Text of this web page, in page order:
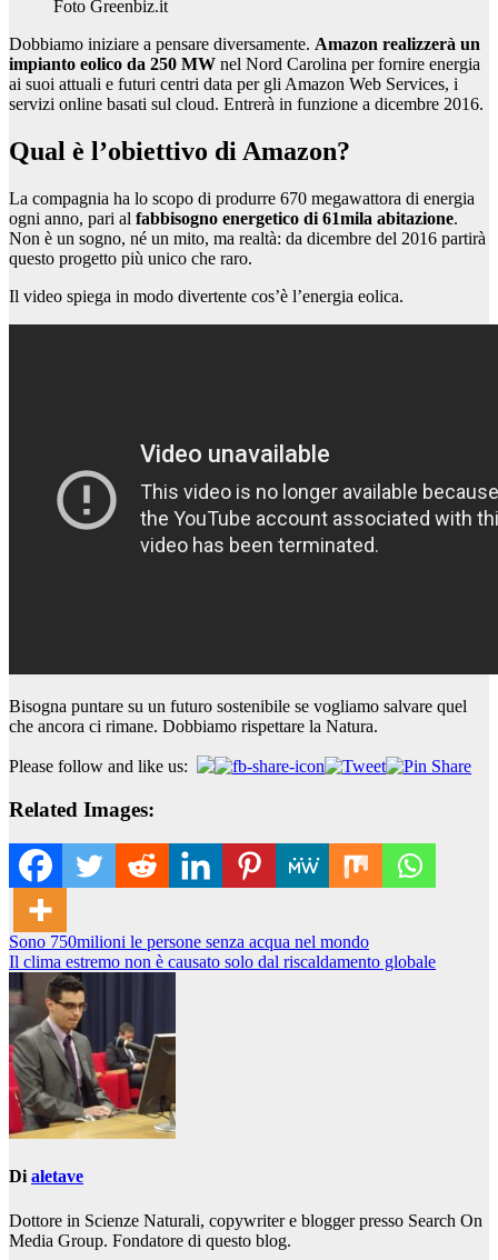
Foto Greenbiz.it
Dobbiamo iniziare a pensare diversamente. Amazon realizzerà un
impianto eolico da 250 MW nel Nord Carolina per fornire energia
ai suoi attuali e futuri centri data per gli Amazon Web Services, i
servizi online basati sul cloud. Entrerà in funzione a dicembre 2016.
Qual è l’obiettivo di Amazon?
La compagnia ha lo scopo di produrre 670 megawattora di energia
ogni anno, pari al fabbisogno energetico di 61mila abitazione.
Non è un sogno, né un mito, ma realtà: da dicembre del 2016 partirà
questo progetto più unico che raro.
Il video spiega in modo divertente cos’è l’energia eolica.
Bisogna puntare su un futuro sostenibile se vogliamo salvare quel
che ancora ci rimane. Dobbiamo rispettare la Natura.
Please follow and like us:
Related Images:
Navigazione
articoli
Sono 750milioni le persone senza acqua nel mondo
Il clima estremo non è causato solo dal riscaldamento globale
Di aletave
Dottore in Scienze Naturali, copywriter e blogger presso Search On
Media Group. Fondatore di questo blog.